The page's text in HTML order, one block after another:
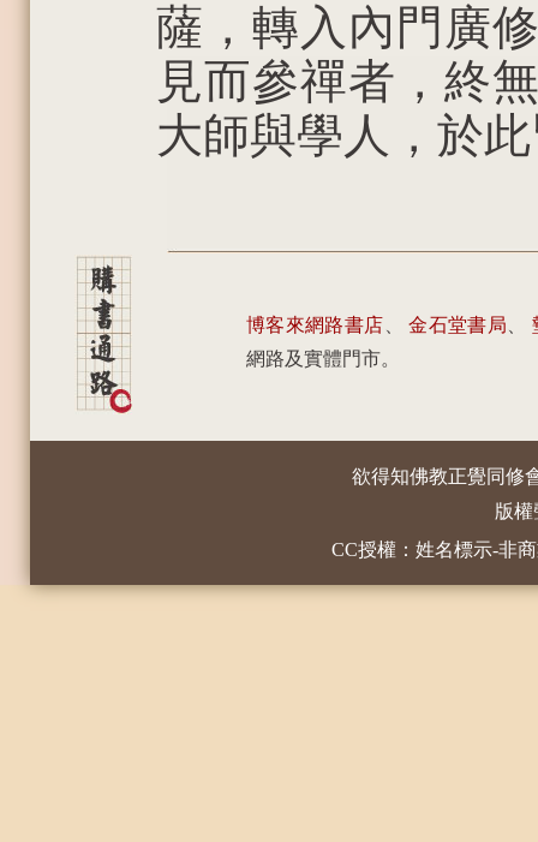
薩，轉入內門廣
見而參禪者，終
大師與學人，於
博客來網路書店 、金石堂書局
網路及實體門市。
欲得知佛教正覺同修
版
CC授權：姓名標示-非